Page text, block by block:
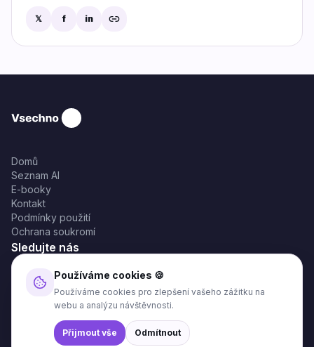
𝕏 f in
Domů
Seznam AI
E-booky
Kontakt
Podmínky použití
Ochrana soukromí
Sledujte nás
©2025 VsechnoAI. Všechna práva vyhrazena.
Používáme cookies 🍪
Používáme cookies pro zlepšení vašeho zážitku na
webu a analýzu návštěvnosti.
Přijmout vše Odmítnout